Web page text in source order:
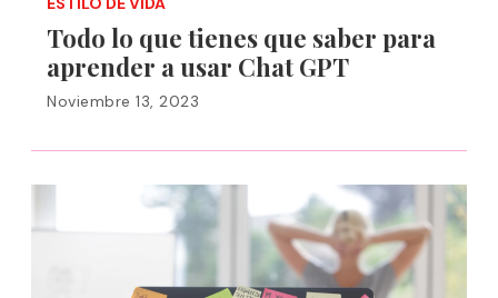
Todo lo que tienes que saber para
aprender a usar Chat GPT
Noviembre 13, 2023